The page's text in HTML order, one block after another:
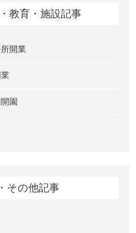
教育・施設記事
開業
園
その他記事